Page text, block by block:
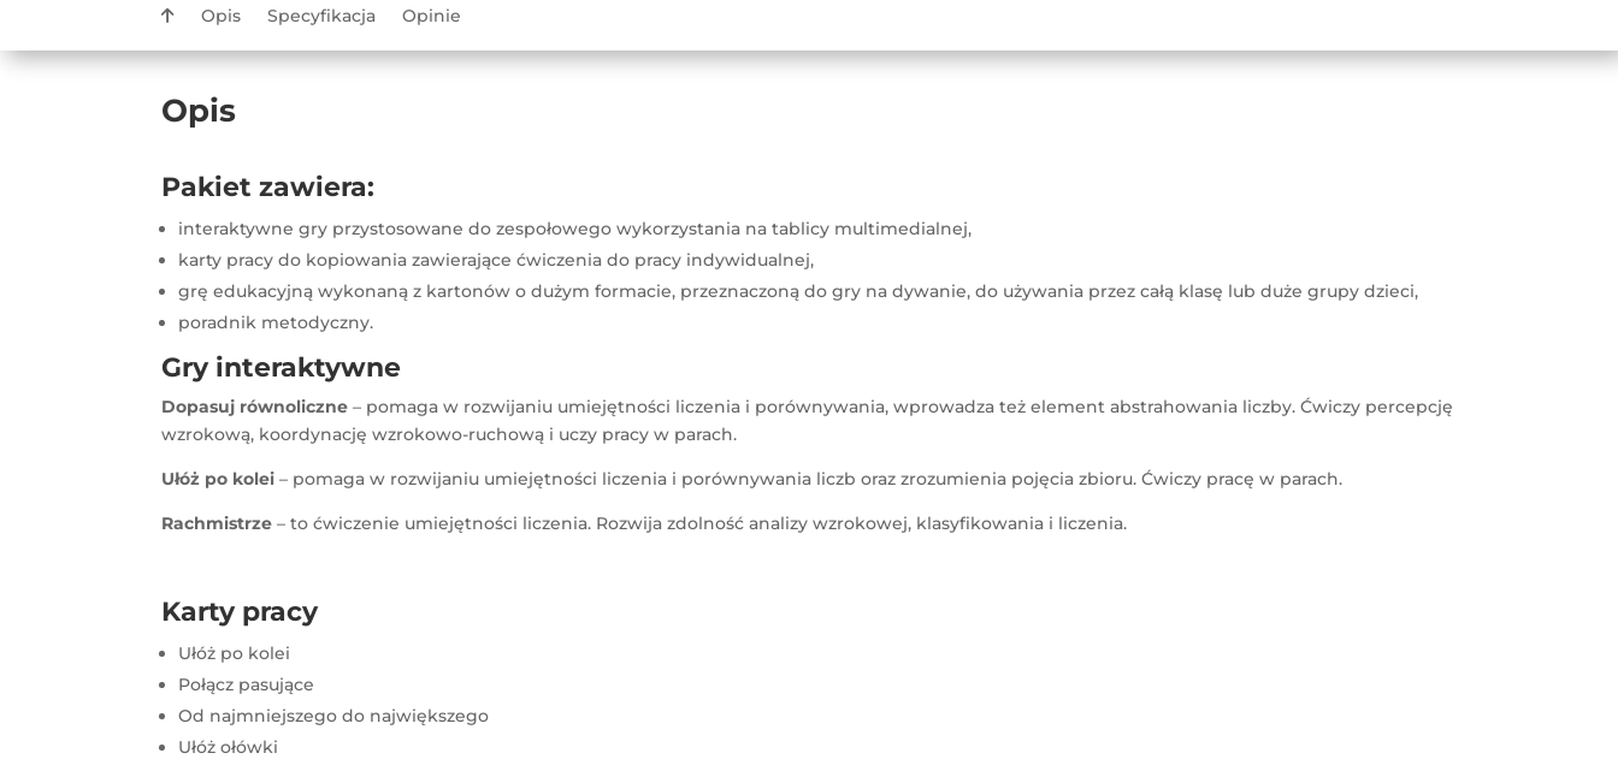
Opis Specyfikacja Opinie
Opis
Pakiet zawiera:
interaktywne gry przystosowane do zespołowego wykorzystania na tablicy multimedialnej,
karty pracy do kopiowania zawierające ćwiczenia do pracy indywidualnej,
grę edukacyjną wykonaną z kartonów o dużym formacie, przeznaczoną do gry na dywanie, do używania przez całą klasę lub duże grupy dzieci,
poradnik metodyczny.
Gry interaktywne
Dopasuj równoliczne – pomaga w rozwijaniu umiejętności liczenia i porównywania, wprowadza też element abstrahowania liczby. Ćwiczy percepcję
wzrokową, koordynację wzrokowo-ruchową i uczy pracy w parach.
Ułóż po kolei – pomaga w rozwijaniu umiejętności liczenia i porównywania liczb oraz zrozumienia pojęcia zbioru. Ćwiczy pracę w parach.
Rachmistrze – to ćwiczenie umiejętności liczenia. Rozwija zdolność analizy wzrokowej, klasyfikowania i liczenia.
Karty pracy
Ułóż po kolei
Połącz pasujące
Od najmniejszego do największego
Ułóż ołówki